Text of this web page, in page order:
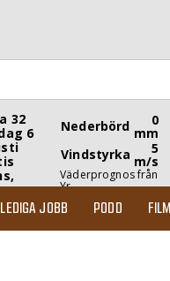
32
6
Nederbörd 0
mm
Vindstyrka
5
m/s
Väderprognos från
Yr
LEDIGA JOBB PODD FILM